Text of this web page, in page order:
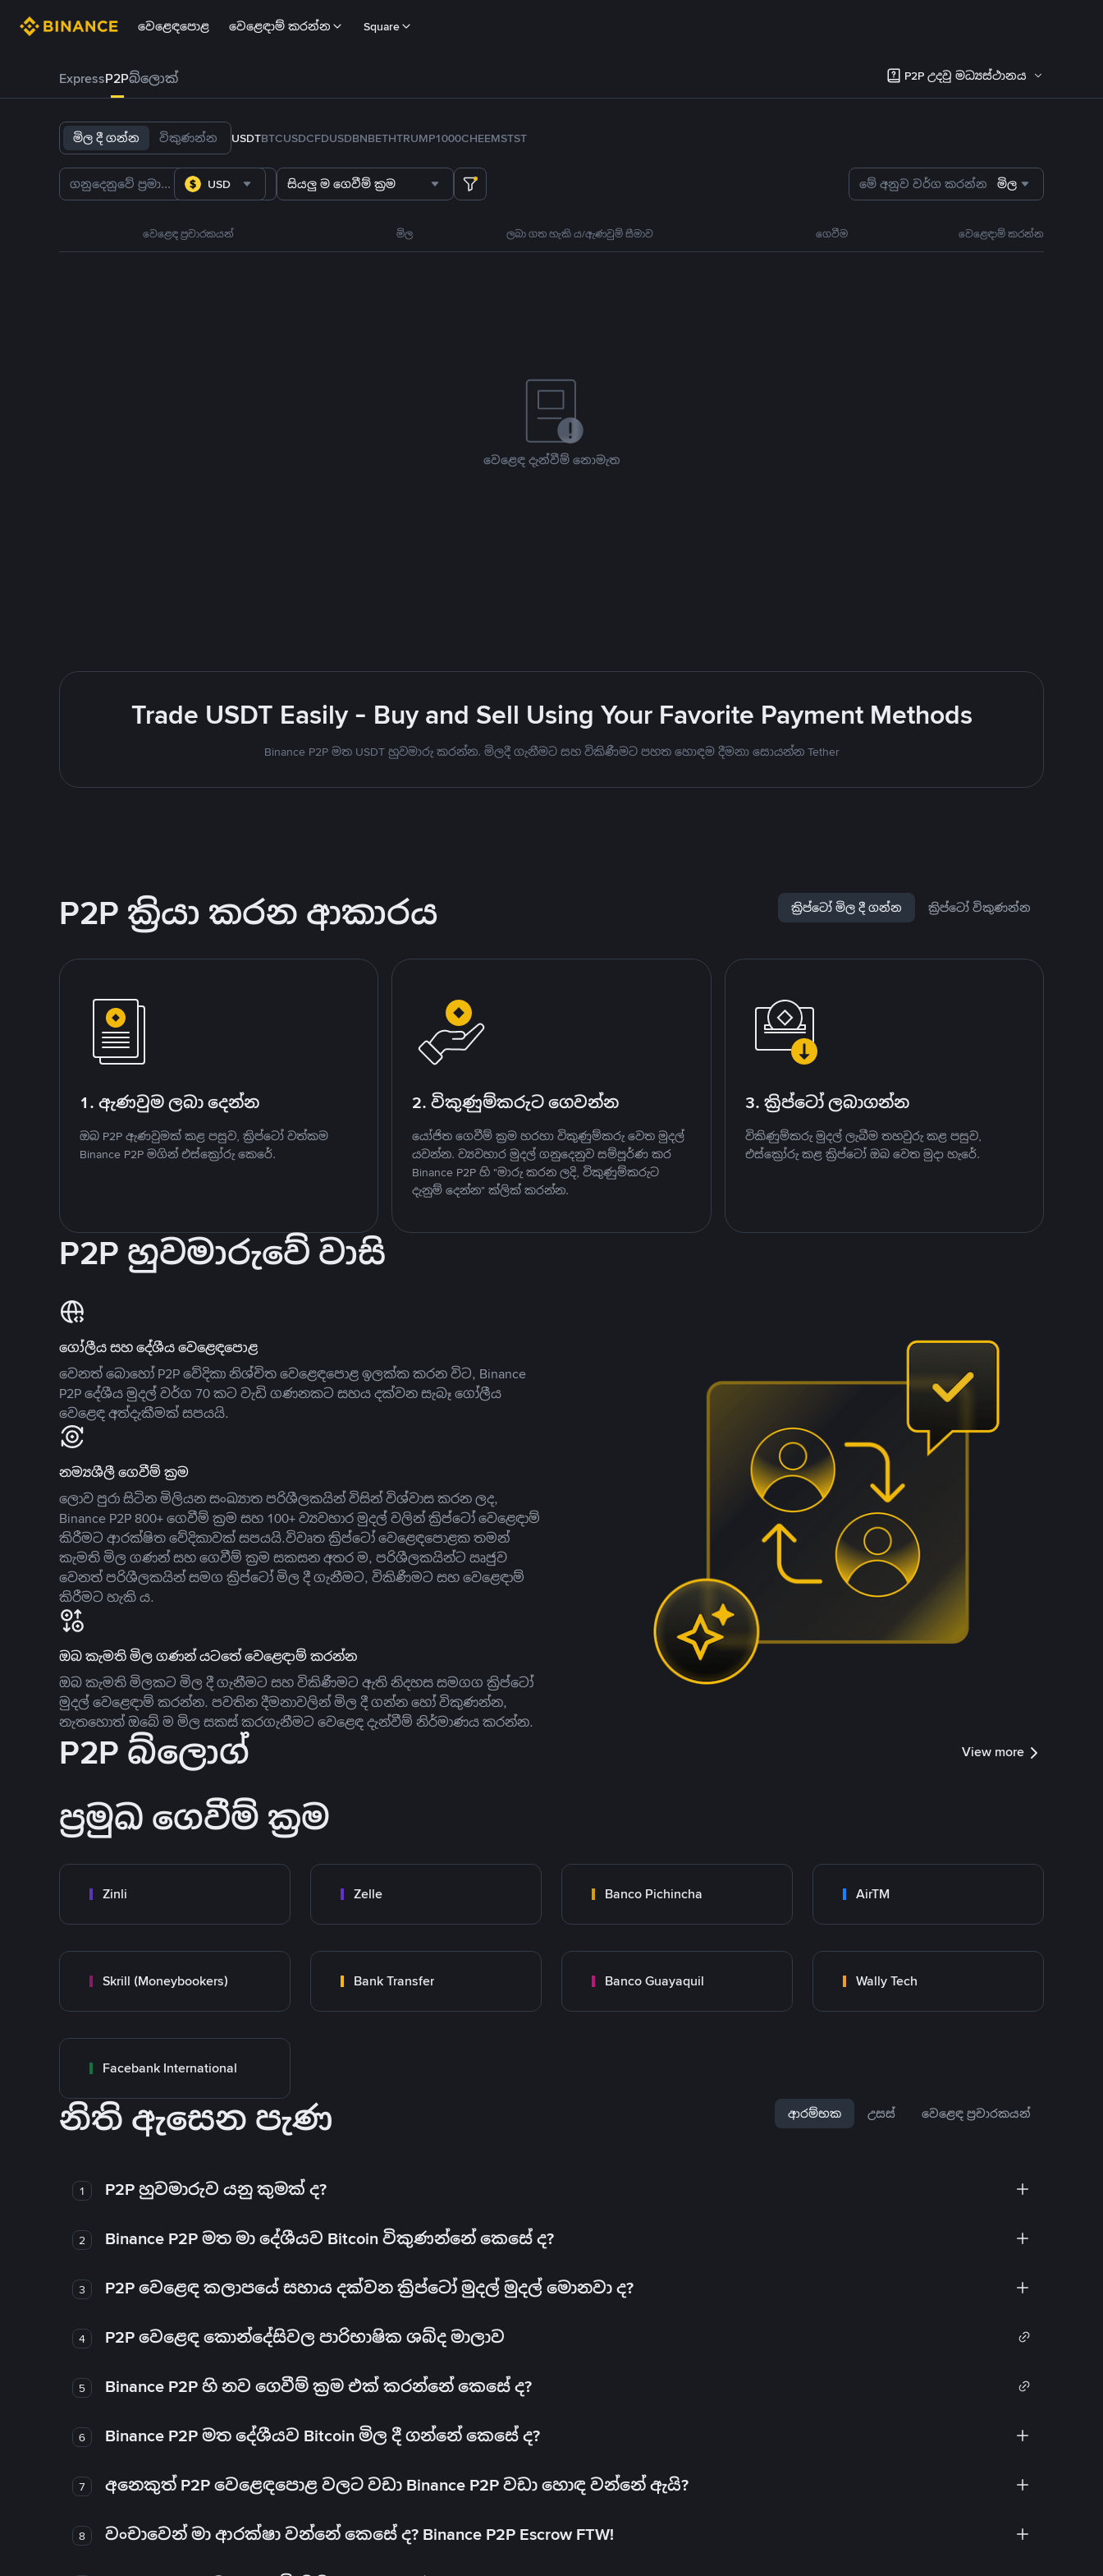
වෙළෙඳපොළ වෙළෙඳාම් කරන්න Square
ExpressP2Pබ්ලොක් P2P උදවු මධ්‍යස්ථානය
මිල දී ගන්න විකුණන්න USDTBTCUSDCFDUSDBNBETHTRUMP1000CHEEMSTST
USD සියලු ම ගෙවීම් ක්‍රම මේ අනුව වර්ග කරන්න මිල
වෙළෙඳ ප්‍රචාරකයන් මිල ලබා ගත හැකි ය/ඇණවුම් සීමාව ගෙවීම වෙළෙඳාම් කරන්න
වෙළෙඳ දැන්වීම් නොමැත
Trade USDT Easily - Buy and Sell Using Your Favorite Payment Methods
Binance P2P මත USDT හුවමාරු කරන්න. මිලදී ගැනීමට සහ විකිණීමට පහත හොඳම දීමනා සොයන්න Tether
P2P ක්‍රියා කරන ආකාරය ක්‍රිප්ටෝ මිල දී ගන්න ක්‍රිප්ටෝ විකුණන්න
1. ඇණවුම ලබා දෙන්න
ඔබ P2P ඇණවුමක් කළ පසුව, ක්‍රිප්ටෝ වත්කම
Binance P2P මගින් එස්ක්‍රෝරු කෙරේ.
2. විකුණුම්කරුට ගෙවන්න
යෝජිත ගෙවීම් ක්‍රම හරහා විකුණුම්කරු වෙත මුදල්
යවන්න. ව්‍යවහාර මුදල් ගනුදෙනුව සම්පූර්ණ කර
Binance P2P හි "මාරු කරන ලදි, විකුණුම්කරුට
දැනුම් දෙන්න" ක්ලික් කරන්න.
3. ක්‍රිප්ටෝ ලබාගන්න
විකිණුම්කරු මුදල් ලැබීම තහවුරු කළ පසුව,
එස්ක්‍රෝරු කළ ක්‍රිප්ටෝ ඔබ වෙත මුදා හැරේ.
P2P හුවමාරුවේ වාසි
ගෝලීය සහ දේශීය වෙළෙඳපොළ
වෙනත් බොහෝ P2P වේදිකා නිශ්චිත වෙළෙඳපොළ ඉලක්ක කරන විට, Binance
P2P දේශීය මුදල් වර්ග 70 කට වැඩි ගණනකට සහය දක්වන සැබෑ ගෝලීය
වෙළෙඳ අත්දැකීමක් සපයයි.
නම්‍යශීලී ගෙවීම් ක්‍රම
ලොව පුරා සිටින මිලියන සංඛ්‍යාත පරිශීලකයින් විසින් විශ්වාස කරන ලද,
Binance P2P 800+ ගෙවීම් ක්‍රම සහ 100+ ව්‍යවහාර මුදල් වලින් ක්‍රිප්ටෝ වෙළෙඳාම්
කිරීමට ආරක්ෂිත වේදිකාවක් සපයයි.විවෘත ක්‍රිප්ටෝ වෙළෙඳපොළක තමන්
කැමති මිල ගණන් සහ ගෙවීම් ක්‍රම සකසන අතර ම, පරිශීලකයින්ට ඍජුව
වෙනත් පරිශීලකයින් සමග ක්‍රිප්ටෝ මිල දී ගැනීමට, විකිණීමට සහ වෙළෙඳාම්
කිරීමට හැකි ය.
ඔබ කැමති මිල ගණන් යටතේ වෙළෙඳාම් කරන්න
ඔබ කැමති මිලකට මිල දී ගැනීමට සහ විකිණීමට ඇති නිදහස සමගග ක්‍රිප්ටෝ
මුදල් වෙළෙඳාම් කරන්න. පවතින දීමනාවලින් මිල දී ගන්න හෝ විකුණන්න,
නැතහොත් ඔබේ ම මිල සකස් කරගැනීමට වෙළෙඳ දැන්වීම් නිර්මාණය කරන්න.
P2P බ්ලොග් View more
ප්‍රමුඛ ගෙවීම් ක්‍රම
Zinli Zelle Banco Pichincha AirTM
Skrill (Moneybookers) Bank Transfer Banco Guayaquil Wally Tech
Facebank International
නිති ඇසෙන පැණ ආරම්භක උසස් වෙළෙඳ ප්‍රචාරකයන්
1 P2P හුවමාරුව යනු කුමක් ද?
2 Binance P2P මත මා දේශීයව Bitcoin විකුණන්නේ කෙසේ ද?
3 P2P වෙළෙඳ කලාපයේ සහාය දක්වන ක්‍රිප්ටෝ මුදල් මුදල් මොනවා ද?
4 P2P වෙළෙඳ කොන්දේසිවල පාරිභාෂික ශබ්ද මාලාව
5 Binance P2P හි නව ගෙවීම් ක්‍රම එක් කරන්නේ කෙසේ ද?
6 Binance P2P මත දේශීයව Bitcoin මිල දී ගන්නේ කෙසේ ද?
7 අනෙකුත් P2P වෙළෙඳපොළ වලට වඩා Binance P2P වඩා හොඳ වන්නේ ඇයි?
8 වංචාවෙන් මා ආරක්ෂා වන්නේ කෙසේ ද? Binance P2P Escrow FTW!